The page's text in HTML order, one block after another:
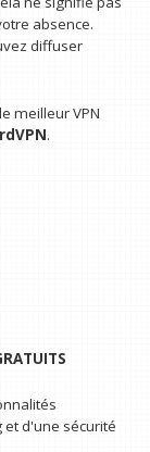
absence.
diffuser
meilleur VPN
.
d'une sécurité